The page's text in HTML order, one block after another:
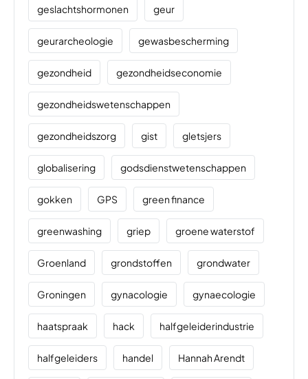
geslachtshormonen geur
geurarcheologie gewasbescherming
gezondheid gezondheidseconomie
gezondheidswetenschappen
gezondheidszorg gist gletsjers
globalisering godsdienstwetenschappen
gokken GPS green finance
greenwashing griep groene waterstof
Groenland grondstoffen grondwater
Groningen gynacologie gynaecologie
haatspraak hack halfgeleiderindustrie
halfgeleiders handel Hannah Arendt